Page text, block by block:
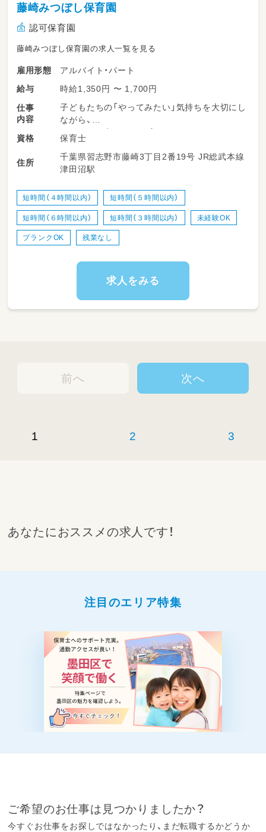
藤崎みつぼし保育園
認可保育園
藤崎みつぼし保育園の求人一覧を見る
雇用形態
アルバイト・パート
給与
時給1,350円 〜 1,700円
仕事
内容
子どもたちの「やってみたい」気持ちを大切にし
ながら、
あたたかく寄り添う保育を行っています。
現在、夕方のゆったりした時間帯を見守る遅番
パート保育士と、
子どもたちの一日を通して成長を支えるフルパ
ブランクのある方や子育て中の方も安心して働
ける環境です。
【遅番パート】子どもたちの一日をやさしく見守
るお仕事
少人数での関わりが中心のため、ゆとりを持っ
て保育に入ることができます。
◆仕事内容
・体力的な負担が少なく働きやすい
・夕方中心で家庭やプライベートと両立しやす
方は、子どもたちが安心して一日を終えるため
ちの成長を支える保育業務全般をお願いしま
・製作や行事などの保育活動
・フリー保育としてのクラスサポート
☆フルパートの魅力☆
・子どもの成長を一日を通して感じられる
・チームで支え合いながら保育ができる
・担任の負担が偏らず働きやすい環境
・安定した時間でしっかり働ける
資格 保育士
住所
千葉県習志野市藤崎3丁目2番19号 JR総武本線
津田沼駅
短時間（４時間以内） 短時間（５時間以内）
短時間（６時間以内） 短時間（３時間以内） 未経験OK
ブランクOK 残業なし
求人をみる
前へ
1 2 3
次へ
あなたにおススメの求人です！
注目のエリア特集
ご希望のお仕事は見つかりましたか？
今すぐお仕事をお探しではなかったり、まだ転職するかどうか